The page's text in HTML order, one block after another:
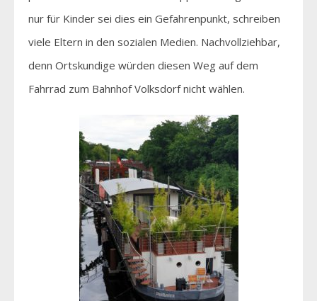
nur für Kinder sei dies ein Gefahrenpunkt, schreiben
viele Eltern in den sozialen Medien. Nachvollziehbar,
denn Ortskundige würden diesen Weg auf dem
Fahrrad zum Bahnhof Volksdorf nicht wählen.